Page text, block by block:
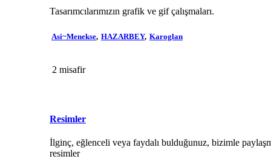
Tasarımcılarımızın grafik ve gif çalışmaları.
Asi~Menekse HAZARBEY Karoglan
2 misafir
Resimler
İlginç, eğlenceli veya faydalı bulduğunuz, bizimle
resimler